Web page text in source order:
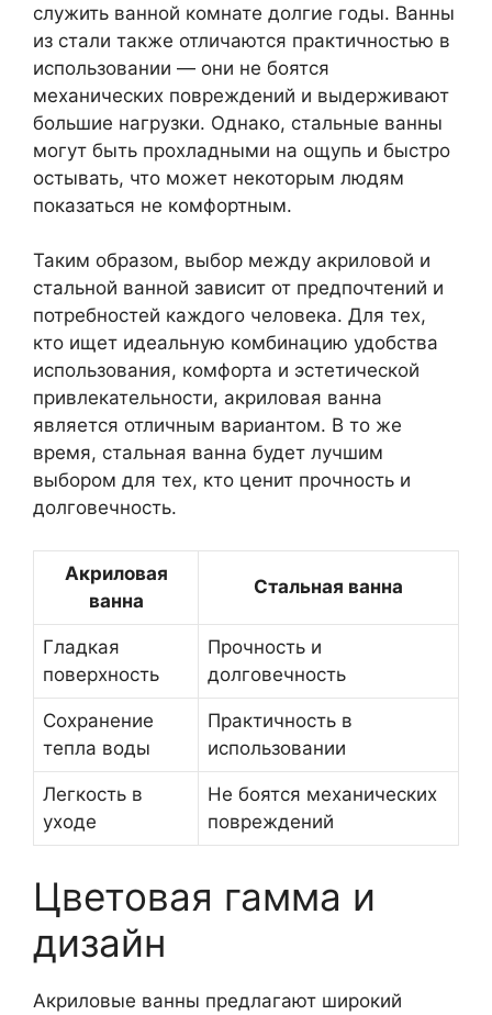
служить ванной комнате долгие годы. Ванны
из стали также отличаются практичностью в
использовании — они не боятся
механических повреждений и выдерживают
большие нагрузки. Однако, стальные ванны
могут быть прохладными на ощупь и быстро
остывать, что может некоторым людям
показаться не комфортным.
Таким образом, выбор между акриловой и
стальной ванной зависит от предпочтений и
потребностей каждого человека. Для тех,
кто ищет идеальную комбинацию удобства
использования, комфорта и эстетической
привлекательности, акриловая ванна
является отличным вариантом. В то же
время, стальная ванна будет лучшим
выбором для тех, кто ценит прочность и
долговечность.
Акриловая
ванна
Стальная ванна
Гладкая
поверхность
Прочность и
долговечность
Сохранение
тепла воды
Практичность в
использовании
Легкость в
уходе
Не боятся механических
повреждений
Цветовая гамма и
дизайн
Акриловые ванны предлагают широкий